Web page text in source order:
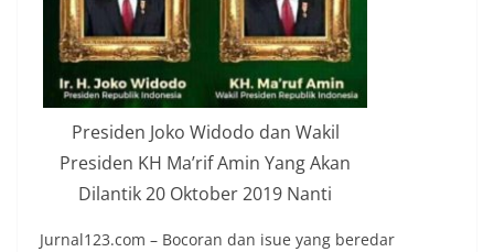
Presiden Joko Widodo dan Wakil
Presiden KH Ma’rif Amin Yang Akan
Dilantik 20 Oktober 2019 Nanti
Jurnal123.com – Bocoran dan isue yang beredar